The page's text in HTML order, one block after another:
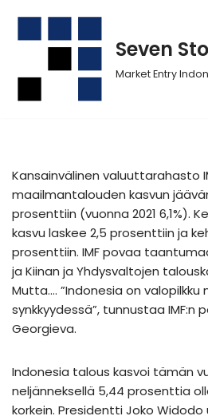
Siirry
sisältöön
Seven
Market Entry
Kansainvälinen valuuttarahasto
maailmantalouden kasvun
prosenttiin (vuonna 2021 6,1%).
kasvu laskee 2,5 prosenttiin ja
prosenttiin. IMF povaa
ja Kiinan ja Yhdysvaltojen
Mutta…. ”Indonesia on
synkkyydessä”, tunnustaa IMF:n
Georgieva.
Indonesia talous kasvoi tämän
neljänneksellä 5,44 prosenttia
korkein. Presidentti Joko